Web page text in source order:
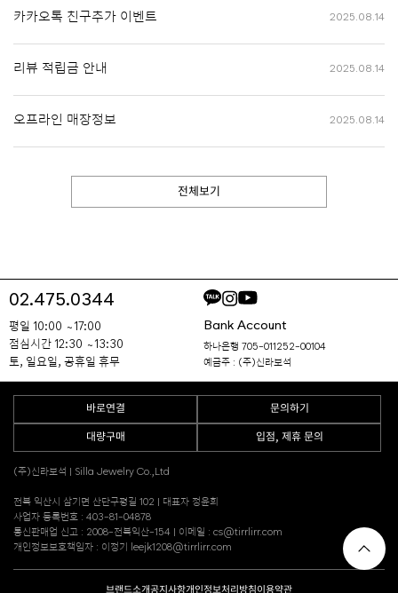
카카오톡 친구추가 이벤트 2025.08.14
리뷰 적립금 안내 2025.08.14
오프라인 매장정보 2025.08.14
전체보기
02.475.0344
평일 10:00 ~ 17:00
점심시간 12:30 ~ 13:30
토, 일요일, 공휴일 휴무
Bank Account
하나은행 705-011252-00104
예금주 : (주)신라보석
바로연결 문의하기
대량구매 입점, 제휴 문의
(주)신라보석 | Silla Jewelry Co.,Ltd
전북 익산시 삼기면 산단구평길 102 | 대표자 정윤희
사업자 등록번호 : 403-81-04878
통신판매업 신고 : 2008-전북익산-154 | 이메일 : cs@tirrlirr.com
개인정보보호책임자 : 이정기 leejk1208@tirrlirr.com